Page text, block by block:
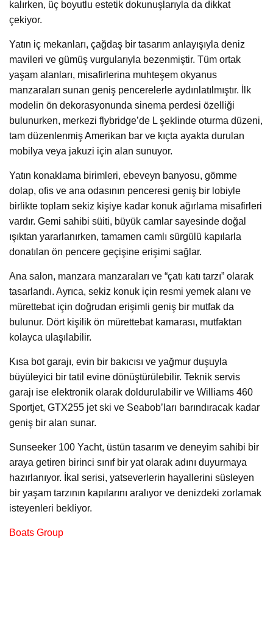
kalırken, üç boyutlu estetik dokunuşlarıyla da dikkat
çekiyor.
Yatın iç mekanları, çağdaş bir tasarım anlayışıyla deniz
mavileri ve gümüş vurgularıyla bezenmiştir. Tüm ortak
yaşam alanları, misafirlerina muhteşem okyanus
manzaraları sunan geniş pencerelerle aydınlatılmıştır. İlk
modelin ön dekorasyonunda sinema perdesi özelliği
bulunurken, merkezi flybridge’de L şeklinde oturma düzeni,
tam düzenlenmiş Amerikan bar ve kıçta ayakta durulan
mobilya veya jakuzi için alan sunuyor.
Yatın konaklama birimleri, ebeveyn banyosu, gömme
dolap, ofis ve ana odasının penceresi geniş bir lobiyle
birlikte toplam sekiz kişiye kadar konuk ağırlama misafirleri
vardır. Gemi sahibi süiti, büyük camlar sayesinde doğal
ışıktan yararlanırken, tamamen camlı sürgülü kapılarla
donatılan ön pencere geçişine erişimi sağlar.
Ana salon, manzara manzaraları ve “çatı katı tarzı” olarak
tasarlandı. Ayrıca, sekiz konuk için resmi yemek alanı ve
mürettebat için doğrudan erişimli geniş bir mutfak da
bulunur. Dört kişilik ön mürettebat kamarası, mutfaktan
kolayca ulaşılabilir.
Kısa bot garajı, evin bir bakıcısı ve yağmur duşuyla
büyüleyici bir tatil evine dönüştürülebilir. Teknik servis
garajı ise elektronik olarak doldurulabilir ve Williams 460
Sportjet, GTX255 jet ski ve Seabob’ları barındıracak kadar
geniş bir alan sunar.
Sunseeker 100 Yacht, üstün tasarım ve deneyim sahibi bir
araya getiren birinci sınıf bir yat olarak adını duyurmaya
hazırlanıyor. İkal serisi, yatseverlerin hayallerini süsleyen
bir yaşam tarzının kapılarını aralıyor ve denizdeki zorlamak
isteyenleri bekliyor.
Boats Group